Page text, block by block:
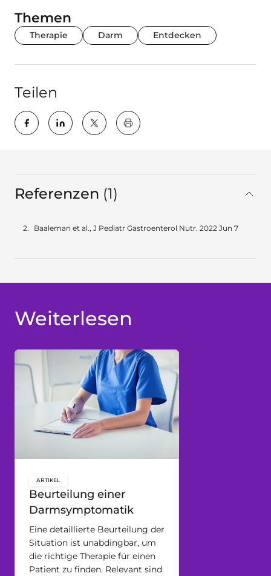
Themen
Therapie Darm Entdecken
Teilen
key:global.print-this-page
Referenzen 1gesamt
Baaleman et al., J Pediatr Gastroenterol Nutr. 2022 Jun 7
Weiterlesen
Beurteilung einer
Darmsymptomatik
key:global.content-type:
ARTIKEL
Eine detaillierte Beurteilung der
Situation ist unabdingbar, um
die richtige Therapie für einen
Patient zu finden. Relevant sind